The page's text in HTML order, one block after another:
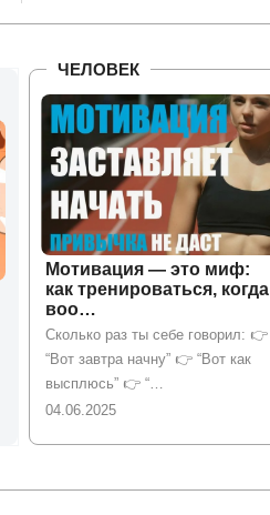
ЧЕЛОВЕК
Мотивация — это миф:
как тренироваться, когда
воо…
Сколько раз ты себе говорил: 👉
“Вот завтра начну” 👉 “Вот как
высплюсь” 👉 “…
04.06.2025